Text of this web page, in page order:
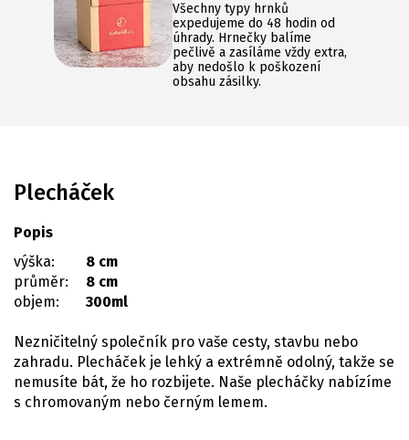
Všechny typy hrnků
expedujeme do 48 hodin od
úhrady. Hrnečky balíme
pečlivě a zasíláme vždy extra,
aby nedošlo k poškození
obsahu zásilky.
Plecháček
Popis
výška:
8 cm
průměr:
8 cm
objem:
300ml
Nezničitelný společník pro vaše cesty, stavbu nebo
zahradu. Plecháček je lehký a extrémně odolný, takže se
nemusíte bát, že ho rozbijete. Naše plecháčky nabízíme
s chromovaným nebo černým lemem.